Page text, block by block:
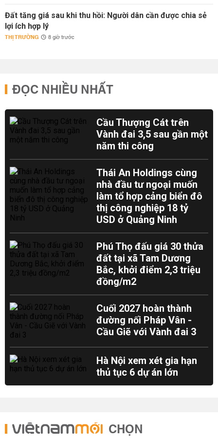
Đất tăng giá sau khi thu hồi: Người dân cần được chia sẻ
lợi ích hợp lý
THỊ TRƯỜNG 8 giờ trước
ĐỌC NHIỀU NHẤT
Cầu Thượng Cát trên
Vành đai 3,5 sau gần một
năm thi công
Thái An Holdings cùng
nhà đầu tư ngoại muốn
làm tổ hợp cảng biển đô
thị công nghiệp 18 tỷ
USD ở Quảng Ninh
Phú Thọ đấu giá 30 thửa
đất tại xã Tam Dương
Bắc, khởi điểm 2,3 triệu
đồng/m2
Cuối 2027 hoàn thành
đường nối Pháp Vân -
Cầu Giẽ với Vành đai 3
Hà Nội xem xét gia hạn
thủ tục 6 dự án lớn
CHỌN